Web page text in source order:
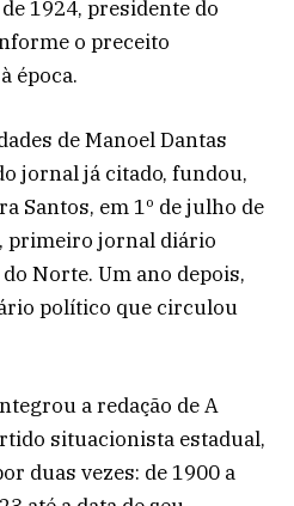
1924, presidente do
o preceito
época.
de Manoel Dantas
jornal já citado, fundou,
Santos, em 1º de julho de
primeiro jornal diário
Norte. Um ano depois,
político que circulou
a redação de A
situacionista estadual,
duas vezes: de 1900 a